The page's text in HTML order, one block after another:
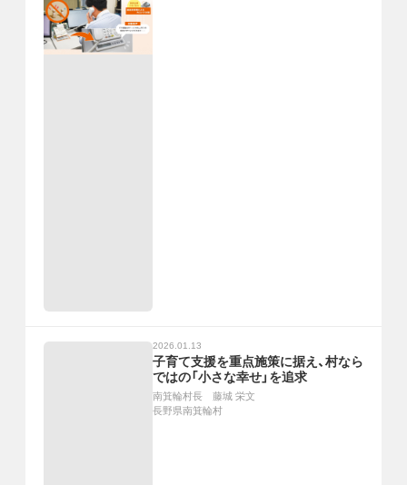
2026.01.13
子育て支援を重点施策に据え、村なら
ではの「小さな幸せ」を追求
南箕輪村長 藤城 栄文
長野県南箕輪村